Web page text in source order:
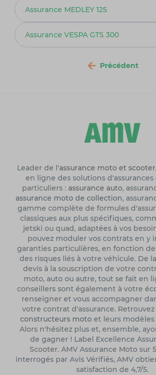
Assurance MEDLEY 125
Assurance VESPA GTS 300
Précédent
Leader de l'assurance moto et scooter
en ligne des solutions d'assurances
particuliers : assurance auto,
assurance moto de collection,
gamme complète de formules
classiques aux plus spécifiques,
jetski ou quad, adaptées à vos
pouvez moduler vos contrats en y
garanties particulières, en fonction
des risques liés à votre véhicule. De
devis à la souscription de votre
moto, auto ou autre, tout se fait en
conseillers sont également à votre
renseigner et vous accompagner
votre contrat d'assurance.
constructeurs motoet leurs modèles
Alors n'hésitez plus et, ensemble,
de gagner ! Label Excellence
Scooter. AMV Assurance Moto sur
interrogés par Avis Vérifiés, AMV
satisfaction de 4,7/5.